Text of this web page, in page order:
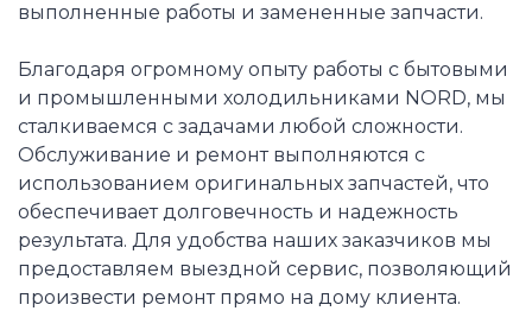
выполненные работы и замененные запчасти.
Благодаря огромному опыту работы с бытовыми
и промышленными холодильниками NORD, мы
сталкиваемся с задачами любой сложности.
Обслуживание и ремонт выполняются с
использованием оригинальных запчастей, что
обеспечивает долговечность и надежность
результата. Для удобства наших заказчиков мы
предоставляем выездной сервис, позволяющий
произвести ремонт прямо на дому клиента.